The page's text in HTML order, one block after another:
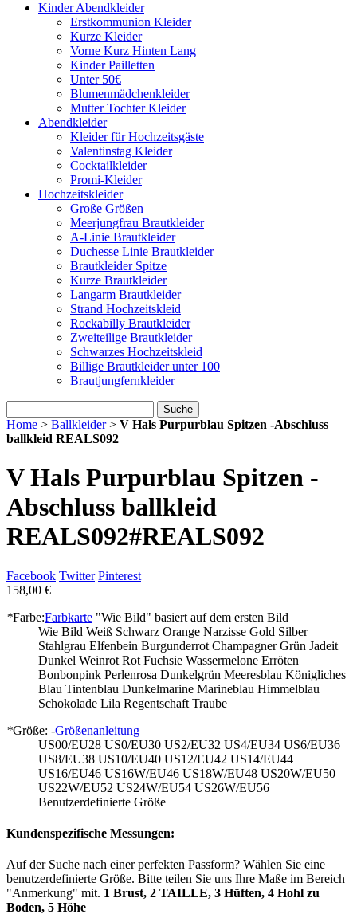
Kinder Abendkleider
Erstkommunion Kleider
Kurze Kleider
Vorne Kurz Hinten Lang
Kinder Pailletten
Unter 50€
Blumenmädchenkleider
Mutter Tochter Kleider
Abendkleider
Kleider für Hochzeitsgäste
Valentinstag Kleider
Cocktailkleider
Promi-Kleider
Hochzeitskleider
Große Größen
Meerjungfrau Brautkleider
A-Linie Brautkleider
Duchesse Linie Brautkleider
Brautkleider Spitze
Kurze Brautkleider
Langarm Brautkleider
Strand Hochzeitskleid
Rockabilly Brautkleider
Zweiteilige Brautkleider
Schwarzes Hochzeitskleid
Billige Brautkleider unter 100
Brautjungfernkleider
Suche
Home > Ballkleider> V Hals Purpurblau Spitzen -Abschluss
ballkleid REALS092
V Hals Purpurblau Spitzen -
Abschluss ballkleid
REALS092#REALS092
Facebook Twitter Pinterest
158,00 €
*Farbe:Farbkarte "Wie Bild" basiert auf dem ersten Bild
Wie Bild Weiß Schwarz Orange Narzisse Gold Silber
Stahlgrau Elfenbein Burgunderrot Champagner Grün Jadeit
Dunkel Weinrot Rot Fuchsie Wassermelone Erröten
Bonbonpink Perlenrosa Dunkelgrün Meeresblau Königliches
Blau Tintenblau Dunkelmarine Marineblau Himmelblau
Schokolade Lila Regentschaft Traube
*Größe: -Größenanleitung
US00/EU28 US0/EU30 US2/EU32 US4/EU34 US6/EU36
US8/EU38 US10/EU40 US12/EU42 US14/EU44
US16/EU46 US16W/EU46 US18W/EU48 US20W/EU50
US22W/EU52 US24W/EU54 US26W/EU56
Benutzerdefinierte Größe
Kundenspezifische Messungen:
Auf der Suche nach einer perfekten Passform? Wählen Sie eine
benutzerdefinierte Größe. Bitte teilen Sie uns Ihre Maße im Bereich
"Anmerkung" mit. 1 Brust, 2 TAILLE, 3 Hüften, 4 Hohl zu
Boden, 5 Höhe